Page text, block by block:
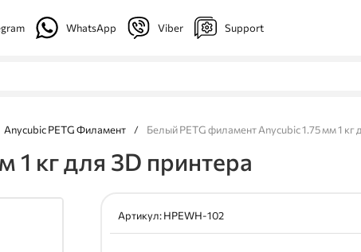
WhatsApp Viber Support
Anycubic PETG Филамент / Белый PETG филамент Anycubic 1.75 мм 1 кг
кг для 3D принтера
Артикул:HPEWH-102